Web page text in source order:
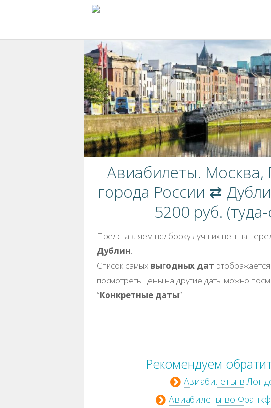
Авиабилеты. Москва,
города России ⇄
5200 руб.
Представляем подборку лучших цен на
Дублин.
Список самых выгодных дат
посмотреть цены на другие даты можно
“Конкретные даты”
Рекомендуем
Авиабилеты в
Авиабилеты во